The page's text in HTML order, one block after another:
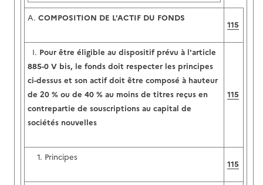
A. COMPOSITION DE L'ACTIF DU FONDS
115
I. Pour être éligible au dispositif prévu à l'article
885-0 V bis, le fonds doit respecter les principes
ci-dessus et son actif doit être composé à hauteur
de 20 % ou de 40 % au moins de titres reçus en
contrepartie de souscriptions au capital de
sociétés nouvelles
115
1. Principes
115